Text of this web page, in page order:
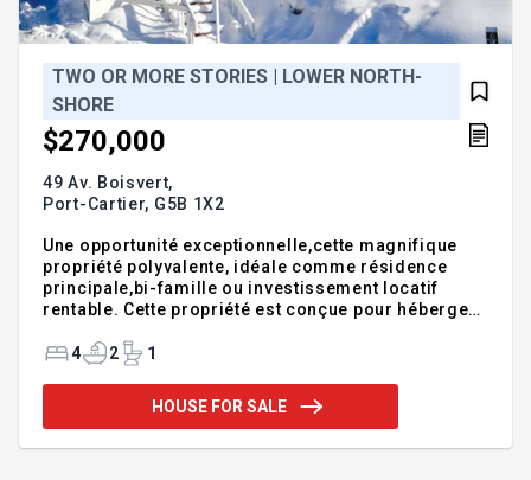
TWO OR MORE STORIES | LOWER NORTH-
SHORE
$270,000
49 Av. Boisvert,
Port-Cartier, G5B 1X2
Une opportunité exceptionnelle,cette magnifique
propriété polyvalente, idéale comme résidence
principale,bi-famille ou investissement locatif
rentable. Cette propriété est conçue pour héberger
et espaces privés, 2 entrées indépendantes & une
l'intérieur vous permettant de vous déplacer d'une
étage à l'autre. Située dans un secteur qui est près
4 2 1
HOUSE FOR SALE